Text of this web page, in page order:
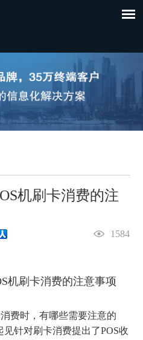
机刷卡消费的注
1584
时，有哪些需要注意的
见针对刷卡消费提出了POS收